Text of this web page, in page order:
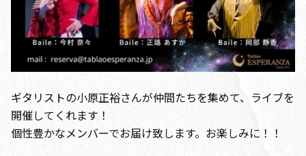
ギタリストの小原正裕さんが仲間たちを集めて、ライブを
開催してくれます！
個性豊かなメンバーでお届け致します。お楽しみに！！